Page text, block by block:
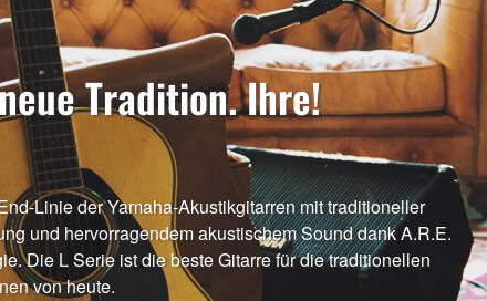
Tradition. Ihre!
Linie der Yamaha-Akustikgitarren mit traditioneller
und hervorragendem akustischem Sound dank A.R.E.
Die L Serie ist die beste Gitarre für die traditionellen
von heute.